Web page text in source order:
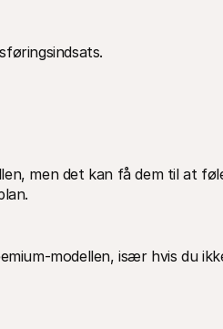
men det kan få dem til at
modellen, især hvis du